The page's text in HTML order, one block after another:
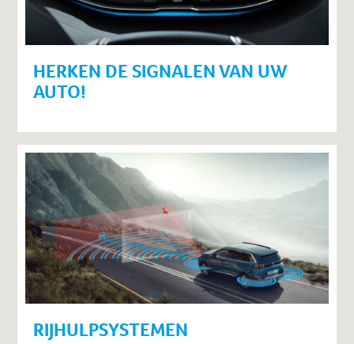
HERKEN DE SIGNALEN VAN UW
AUTO!
RIJHULPSYSTEMEN